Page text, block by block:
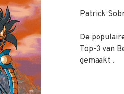
Patrick
De
Top-3 van
gemaakt .